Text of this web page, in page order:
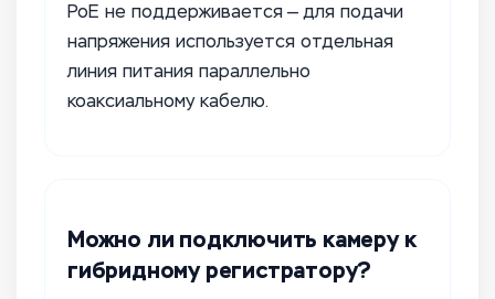
PoE не поддерживается — для подачи
напряжения используется отдельная
линия питания параллельно
коаксиальному кабелю.
Можно ли подключить камеру к
гибридному регистратору?